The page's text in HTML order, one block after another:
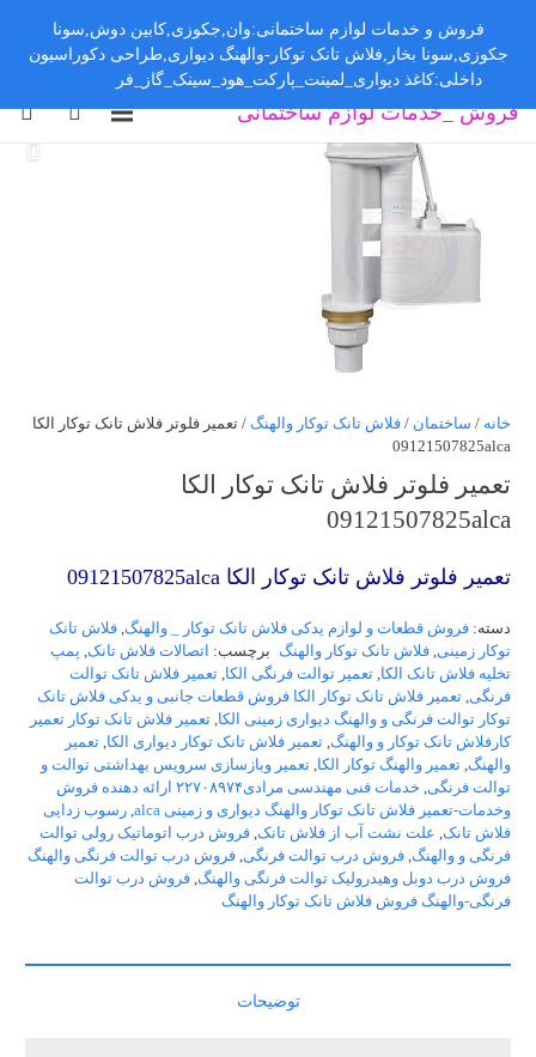
فروش _خدمات لوازم ساختمانی
خانه / ساختمان / فلاش تانک توکار والهنگ / تعمیر فلوتر فلاش تانک توکار الکا
09121507825alca
تعمیر فلوتر فلاش تانک توکار الکا
09121507825alca
تعمیر فلوتر فلاش تانک توکار الکا 09121507825alca
دسته: فروش قطعات و لوازم یدکی فلاش تانک توکار _ والهنگ, فلاش تانک
توکار زمینی, فلاش تانک توکار والهنگ برچسب: اتصالات فلاش تانک, پمپ
تخلیه فلاش تانک الکا, تعمیر توالت فرنگی الکا, تعمیر فلاش تانک توالت
فرنگی, تعمیر فلاش تانک توکار الکا فروش قطعات جانبی و یدکی فلاش تانک
توکار توالت فرنگی و والهنگ دیواری زمینی الکا, تعمیر فلاش تانک توکار تعمیر
کارفلاش تانک توکار و والهنگ, تعمیر فلاش تانک توکار دیواری الکا, تعمیر
والهنگ, تعمیر والهنگ توکار الکا, تعمیر وبازسازی سرویس بهداشتی توالت و
توالت فرنگی,
خدمات فنی مهندسی مرادی۲۲۷۰۸۹۷۴ ارائه دهنده فروش
وخدمات-تعمیر فلاش تانک توکار والهنگ دیواری و زمینی alca
, رسوب زدایی
فلاش تانک, علت نشت آب از فلاش تانک, فروش درب اتوماتیک رولی توالت
فرنگی و والهنگ, فروش درب توالت فرنگی, فروش درب توالت فرنگی والهنگ
فروش درب دوبل وهیدرولیک توالت فرنگی والهنگ, فروش درب توالت
فرنگی-والهنگ فروش فلاش تانک توکار والهنگ
توضیحات
فروش و خدمات لوازم ساختمانی:وان,جکوزی,کابین دوش,سونا
جکوزی,سونا بخار,فلاش تانک توکار-والهنگ دیواری,طراحی دکوراسیون
داخلی:کاغذ دیواری_لمینت_پارکت_هود_سینک_گاز_فر